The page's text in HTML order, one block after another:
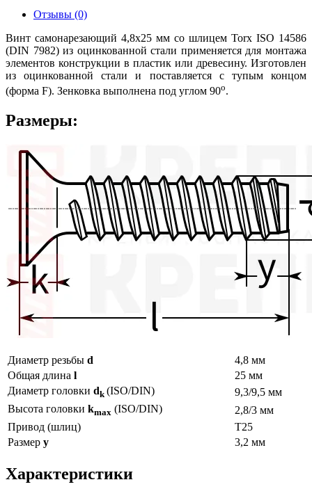
Отзывы (0)
Винт самонарезающий 4,8х25 мм со шлицем Torx ISO 14586
(DIN 7982) из оцинкованной стали применяется для монтажа
элементов конструкции в пластик или древесину. Изготовлен
из оцинкованной стали и поставляется с тупым концом
(форма F). Зенковка выполнена под углом 90о.
Размеры:
Диаметр резьбы d
4,8 мм
Общая длина l
25 мм
Диаметр головки dk(ISO/DIN)
9,3/9,5 мм
Высота головки kmax (ISO/DIN)
2,8/3 мм
Привод (шлиц)
T25
Размер y 3,2 мм
Характеристики